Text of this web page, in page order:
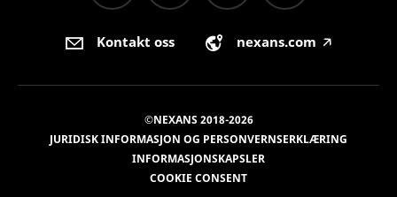
Kontakt oss nexans.com 🡥
©NEXANS 2018-2026
JURIDISK INFORMASJON OG PERSONVERNSERKLÆRING
INFORMASJONSKAPSLER
COOKIE CONSENT